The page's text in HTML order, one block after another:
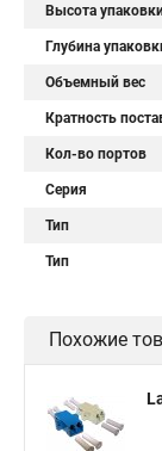
Высота
Глубина
Объемный вес
Кратность
Кол-во портов
Серия
Тип
Тип
Похожие